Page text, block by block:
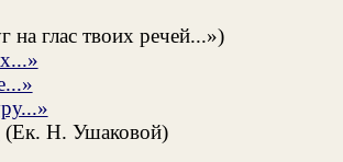
на глас твоих речей...»)
(Ек. Н. Ушаковой)